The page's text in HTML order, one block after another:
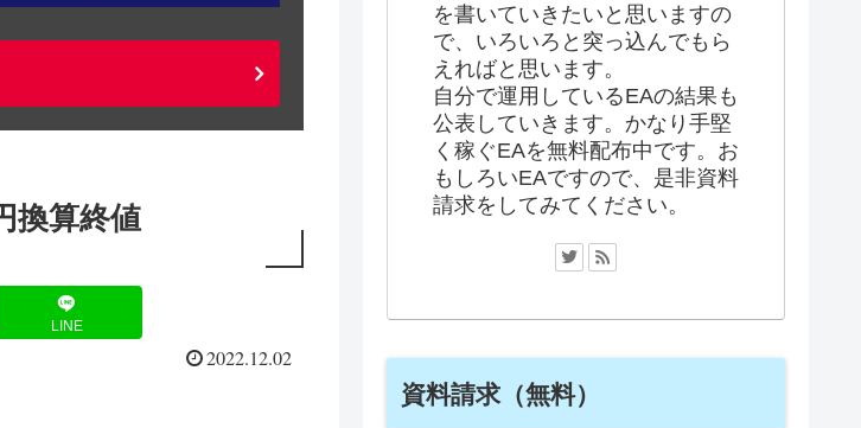
換算終値
LINE
2022.12.02
を書いていきたいと思いますの
で、いろいろと突っ込んでもら
えればと思います。
自分で運用しているEAの結果も
公表していきます。かなり手堅
く稼ぐEAを無料配布中です。お
もしろいEAですので、是非資料
請求をしてみてください。
資料請求（無料）